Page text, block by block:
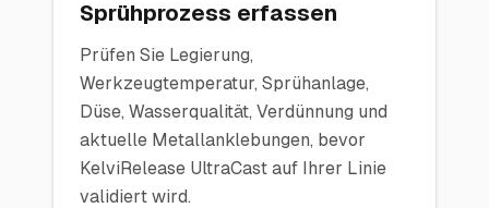
Sprühprozess erfassen
Prüfen Sie Legierung,
Werkzeugtemperatur, Sprühanlage,
Düse, Wasserqualität, Verdünnung und
aktuelle Metallanklebungen, bevor
KelviRelease UltraCast auf Ihrer Linie
validiert wird.